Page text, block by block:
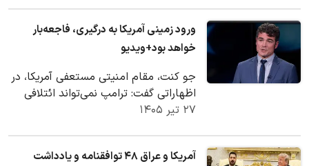
ورود زمینی آمریکا به درگیری، فاجعه‌بار
خواهد بود+ویدیو
جو کنت، مقام امنیتی مستعفی آمریکا، در
اظهاراتی گفت: ترامپ نمی‌تواند ائتلافی
مشابه ائتلاف جورج بوش در آستانه جنگ
۲۷ تیر ۱۴۰۵
آمریکا و عراق ۴۸ توافقنامه و یادداشت